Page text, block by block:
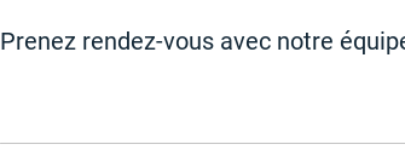
Prenez rendez-vous avec notre